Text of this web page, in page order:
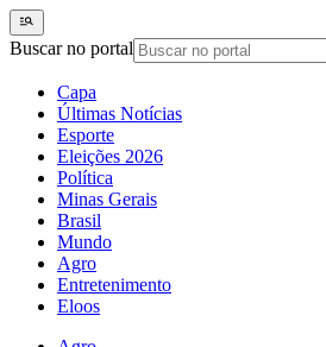
Buscar no portal
Capa
Últimas Notícias
Esporte
Eleições 2026
Política
Minas Gerais
Brasil
Mundo
Agro
Entretenimento
Eloos